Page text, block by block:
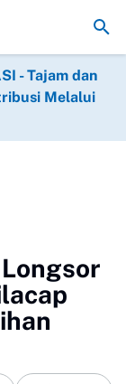
Terkait
- Tajam dan
Melalui